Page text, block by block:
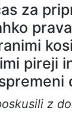
za
pireji
z